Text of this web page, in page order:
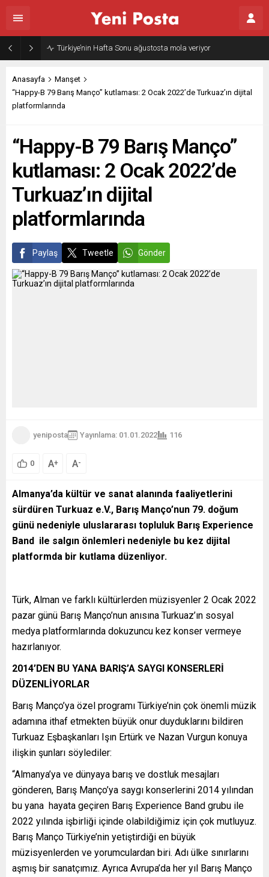
Gazze’nin geleceği: Teknokratik kontrol mü, kolonializm mi?
Anasayfa
Manşet
“Happy-B 79 Barış Manço” kutlaması: 2 Ocak 2022’de Turkuaz’ın dijital
platformlarında
“Happy-B 79 Barış Manço”
kutlaması: 2 Ocak 2022’de
Turkuaz’ın dijital
platformlarında
Paylaş Tweetle Gönder
yeniposta Yayınlama: 01.01.2022 116
0 A+ A-
Almanya’da kültür ve sanat alanında faaliyetlerini
sürdüren Turkuaz e.V., Barış Manço’nun 79. doğum
günü nedeniyle uluslararası topluluk Barış Experience
Band ile salgın önlemleri nedeniyle bu kez dijital
platformda bir kutlama düzenliyor.
Türk, Alman ve farklı kültürlerden müzisyenler 2 Ocak 2022
pazar günü Barış Manço’nun anısına Turkuaz’ın sosyal
medya platformlarında dokuzuncu kez konser vermeye
hazırlanıyor.
2014’DEN BU YANA BARIŞ’A SAYGI KONSERLERİ
DÜZENLİYORLAR
Barış Manço’ya özel programı Türkiye’nin çok önemli müzik
adamına ithaf etmekten büyük onur duyduklarını bildiren
Turkuaz Eşbaşkanları Işın Ertürk ve Nazan Vurgun konuya
ilişkin şunları söylediler:
“Almanya’ya ve dünyaya barış ve dostluk mesajları
gönderen, Barış Manço’ya saygı konserlerini 2014 yılından
bu yana hayata geçiren Barış Experience Band grubu ile
2022 yılında işbirliği içinde olabildiğimiz için çok mutluyuz.
Barış Manço Türkiye’nin yetiştirdiği en büyük
müzisyenlerden ve yorumculardan biri. Adı ülke sınırlarını
aşmış bir sanatçımız. Ayrıca Avrupa’da her yıl Barış Manço